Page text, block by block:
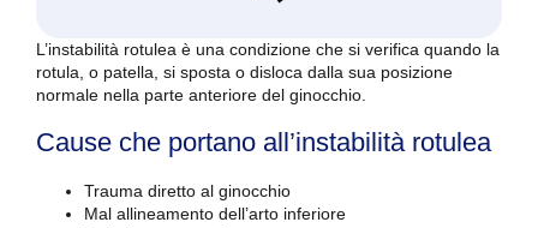
L’instabilità rotulea è una condizione che si verifica quando la
rotula, o patella, si sposta o disloca dalla sua posizione
normale nella parte anteriore del ginocchio.
Cause che portano all’instabilità rotulea
Trauma diretto al ginocchio
Mal allineamento dell’arto inferiore